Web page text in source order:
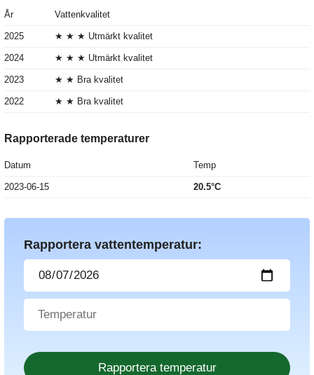
År Vattenkvalitet
2025 ★ ★ ★ Utmärkt kvalitet
2024 ★ ★ ★ Utmärkt kvalitet
2023 ★ ★ Bra kvalitet
2022 ★ ★ Bra kvalitet
Rapporterade temperaturer
Datum Temp
2023-06-15 20.5°C
Rapportera vattentemperatur: